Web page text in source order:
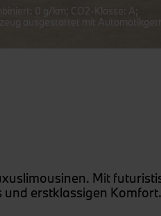
0 g/km; CO2-Klasse: A;
ausgestattet mit
Mit
erstklassigen